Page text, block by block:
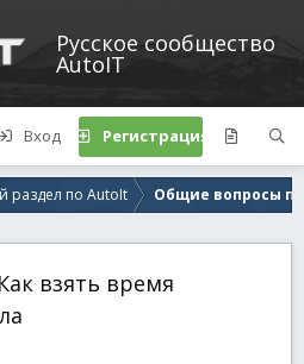
Русское сообщество
AutoIT
Вход Регистрация
раздел по AutoIt Общие вопросы
взять время